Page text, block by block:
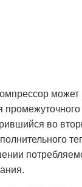
может
во